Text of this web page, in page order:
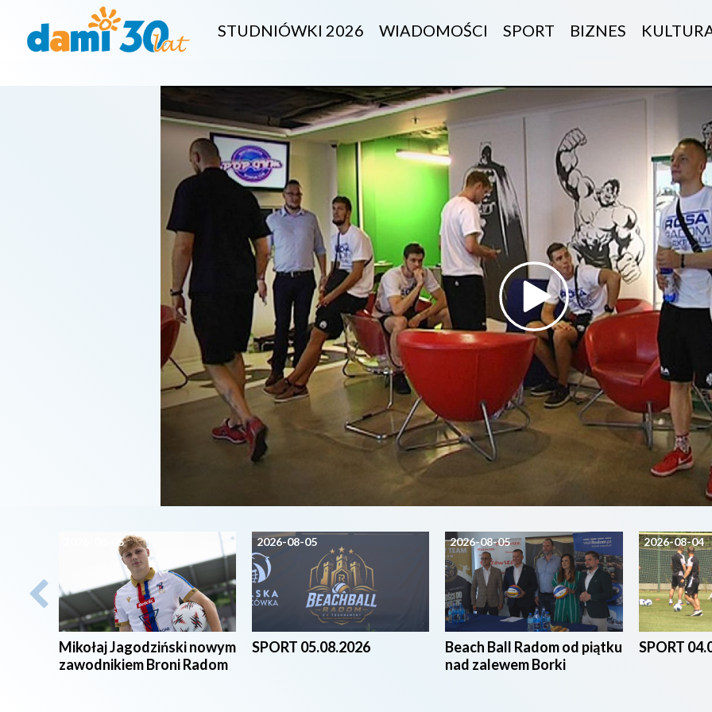
STUDNIÓWKI 2026 WIADOMOŚCI SPORT BIZNES
2026-08-05
Mikołaj Jagodziński nowym
zawodnikiem Broni Radom
2026-08-05
SPORT 05.08.2026
2026-08-05
Beach Ball Radom od piątku
nad zalewem Borki
2026-08-04
SPORT